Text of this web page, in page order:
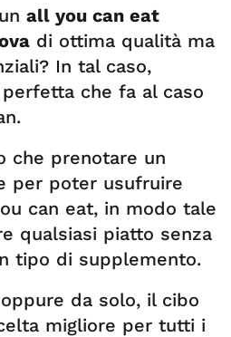
all you can eat
di ottima qualità ma
In tal caso,
che fa al caso
che prenotare un
per poter usufruire
can eat, in modo tale
qualsiasi piatto senza
tipo di supplemento.
da solo, il cibo
migliore per tutti i